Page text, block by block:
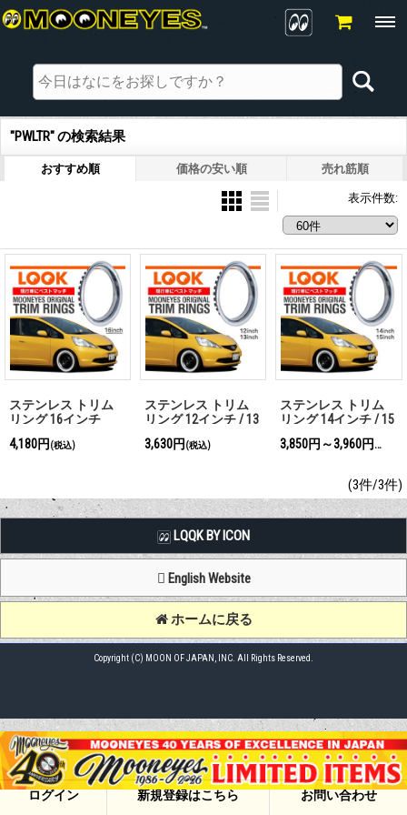
ログイン 新規登録はこちら お問い合わせ
"PWLTR"の検索結果
おすすめ順 価格の安い順 売れ筋順
表示件数:
ステンレス トリム
リング 16インチ
4,180円 (税込)
ステンレス トリム
リング 12インチ / 13
3,630円 (税込)
ステンレス トリム
リング 14インチ / 15
3,850円～3,960円
(税込)
(3件/3件)
LQQK BY ICON
English Website
ホームに戻る
Copyright (C) MOON OF JAPAN, INC. All Rights Reserved.